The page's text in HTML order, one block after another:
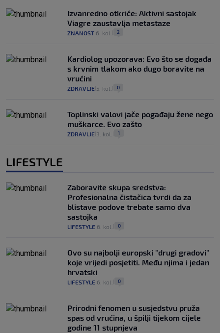
Izvanredno otkriće: Aktivni sastojak
Viagre zaustavlja metastaze
ZNANOST 6. kol. 2
Kardiolog upozorava: Evo što se događa
s krvnim tlakom ako dugo boravite na
vrućini
ZDRAVLJE 5. kol. 0
Toplinski valovi jače pogađaju žene nego
muškarce. Evo zašto
ZDRAVLJE 3. kol. 1
LIFESTYLE
Zaboravite skupa sredstva:
Profesionalna čistačica tvrdi da za
blistave podove trebate samo dva
sastojka
LIFESTYLE 6. kol. 0
Ovo su najbolji europski "drugi gradovi"
koje vrijedi posjetiti. Među njima i jedan
hrvatski
LIFESTYLE 6. kol. 0
Prirodni fenomen u susjedstvu pruža
spas od vrućina, u špilji tijekom cijele
godine 11 stupnjeva